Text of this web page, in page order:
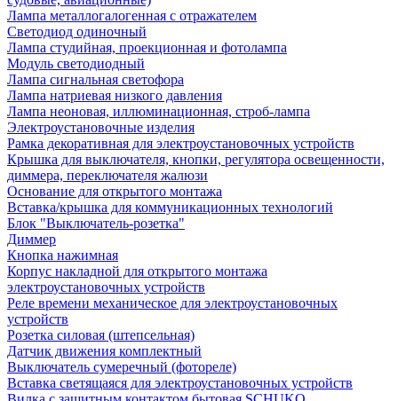
Лампа металлогалогенная с отражателем
Светодиод одиночный
Лампа студийная, проекционная и фотолампа
Модуль светодиодный
Лампа сигнальная светофора
Лампа натриевая низкого давления
Лампа неоновая, иллюминационная, строб-лампа
Электроустановочные изделия
Рамка декоративная для электроустановочных устройств
Крышка для выключателя, кнопки, регулятора освещенности,
диммера, переключателя жалюзи
Основание для открытого монтажа
Вставка/крышка для коммуникационных технологий
Блок "Выключатель-розетка"
Диммер
Кнопка нажимная
Корпус накладной для открытого монтажа
электроустановочных устройств
Реле времени механическое для электроустановочных
устройств
Розетка силовая (штепсельная)
Датчик движения комплектный
Выключатель сумеречный (фотореле)
Вставка светящаяся для электроустановочных устройств